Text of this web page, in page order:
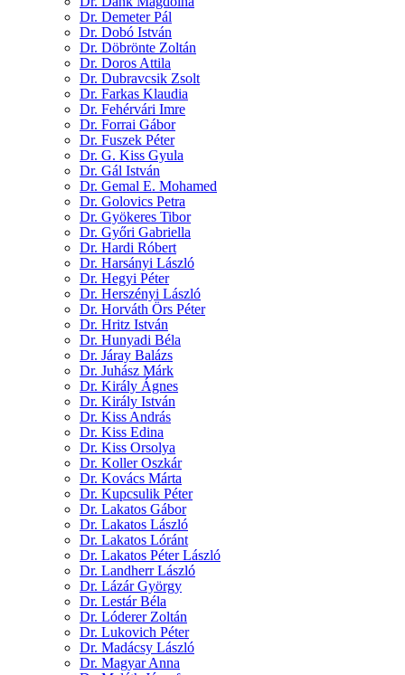
Dr. Demeter Pál
Dr. Dobó István
Dr. Döbrönte Zoltán
Dr. Doros Attila
Dr. Dubravcsik Zsolt
Dr. Farkas Klaudia
Dr. Fehérvári Imre
Dr. Forrai Gábor
Dr. Fuszek Péter
Dr. G. Kiss Gyula
Dr. Gál István
Dr. Gemal E. Mohamed
Dr. Golovics Petra
Dr. Gyökeres Tibor
Dr. Győri Gabriella
Dr. Hardi Róbert
Dr. Harsányi László
Dr. Hegyi Péter
Dr. Herszényi László
Dr. Horváth Örs Péter
Dr. Hritz István
Dr. Hunyadi Béla
Dr. Járay Balázs
Dr. Juhász Márk
Dr. Király Ágnes
Dr. Király István
Dr. Kiss András
Dr. Kiss Edina
Dr. Kiss Orsolya
Dr. Koller Oszkár
Dr. Kovács Márta
Dr. Kupcsulik Péter
Dr. Lakatos Gábor
Dr. Lakatos László
Dr. Lakatos Lóránt
Dr. Lakatos Péter László
Dr. Landherr László
Dr. Lázár György
Dr. Lestár Béla
Dr. Lóderer Zoltán
Dr. Lukovich Péter
Dr. Madácsy László
Dr. Magyar Anna